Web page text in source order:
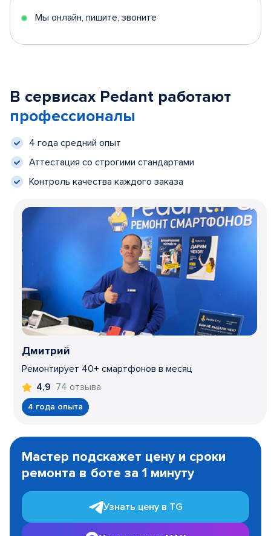
Мы онлайн, пишите, звоните
В сервисах Pedant работают
профессионалы
4 года средний опыт
Аттестация со строгими стандартами
Контроль качества каждого заказа
Дмитрий
Ремонтирует 40+ смартфонов в месяц
4,9 74 отзыва
4 года опыта
1
Мастер подскажет цену и сроки
ремонта в боте за 1 минуту
Узнать цену в TG